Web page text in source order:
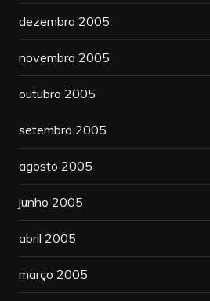
dezembro 2005
novembro 2005
outubro 2005
setembro 2005
agosto 2005
junho 2005
abril 2005
março 2005